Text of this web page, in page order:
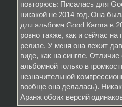
повторюсь: Писалась для
никакой не 2014 год. Она
для альбома Good Karma в
ровно также, как и сейчас
релизе. У меня она лежит
виде, как на сингле. Отличие
альбомной только в
незначительной
вообще она делалась).
Аранж обоих версий